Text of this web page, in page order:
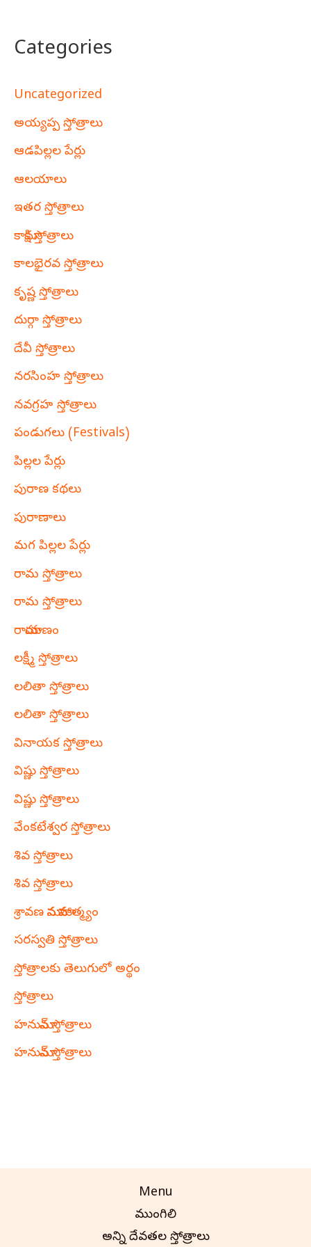
Categories
Uncategorized
అయ్యప్ప స్తోత్రాలు
ఆడపిల్లల పేర్లు
ఆలయాలు
ఇతర స్తోత్రాలు
కామాక్షి స్తోత్రాలు
కాలభైరవ స్తోత్రాలు
కృష్ణ స్తోత్రాలు
దుర్గా స్తోత్రాలు
దేవీ స్తోత్రాలు
నరసింహ స్తోత్రాలు
నవగ్రహ స్తోత్రాలు
పండుగలు (Festivals)
పిల్లల పేర్లు
పురాణ కథలు
పురాణాలు
మగ పిల్లల పేర్లు
రామ స్తోత్రాలు
రామ స్తోత్రాలు
రామాయణం
లక్ష్మీ స్తోత్రాలు
లలితా స్తోత్రాలు
లలితా స్తోత్రాలు
వినాయక స్తోత్రాలు
విష్ణు స్తోత్రాలు
విష్ణు స్తోత్రాలు
వేంకటేశ్వర స్తోత్రాలు
శివ స్తోత్రాలు
శివ స్తోత్రాలు
శ్రావణ మాస మాహాత్మ్యం
సరస్వతి స్తోత్రాలు
స్తోత్రాలకు తెలుగులో అర్థం
స్తోత్రాలు
హనుమాన్ స్తోత్రాలు
హనుమాన్ స్తోత్రాలు
Menu
ముంగిలి
అన్ని దేవతల స్తోత్రాలు